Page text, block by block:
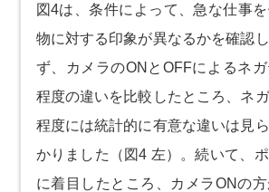
図4は、条件によって、急な仕事
物に対する印象が異なるかを確認
ず、カメラのONとOFFによるネ
程度の違いを比較したところ、ネ
程度には統計的に有意な違いは見
かりました（図4 左）。続いて、
に着目したところ、カメラONの